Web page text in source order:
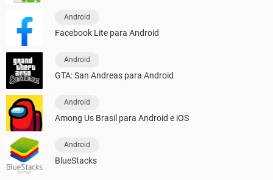
Android
Facebook Lite para Android
Android
GTA: San Andreas para Android
Android
Among Us Brasil para Android e iOS
Android
BlueStacks